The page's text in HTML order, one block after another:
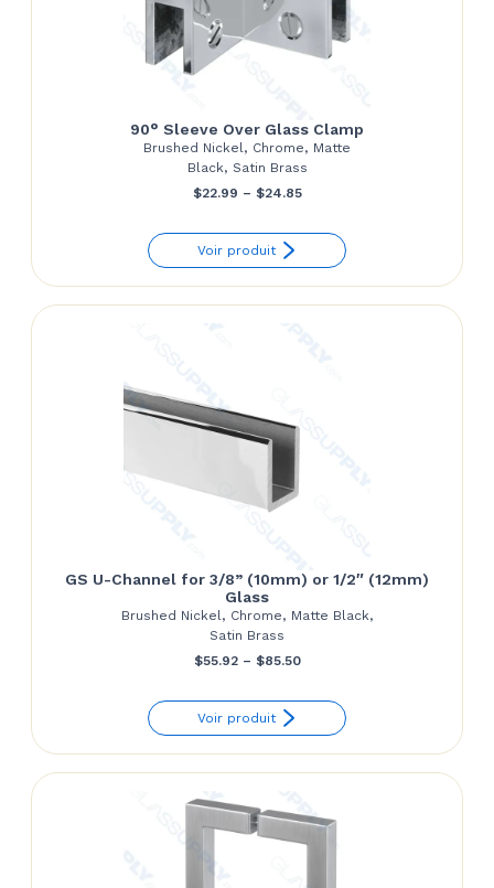
90° Sleeve Over Glass Clamp
Brushed Nickel, Chrome, Matte
Black, Satin Brass
$22.99 – $24.85Price
$22.99
through
Voir produit
GS U-Channel for 3/8” (10mm) or 1/2″ (12mm)
Glass
Brushed Nickel, Chrome, Matte Black,
Satin Brass
$55.92 – $85.50Price
$55.92
through
Voir produit